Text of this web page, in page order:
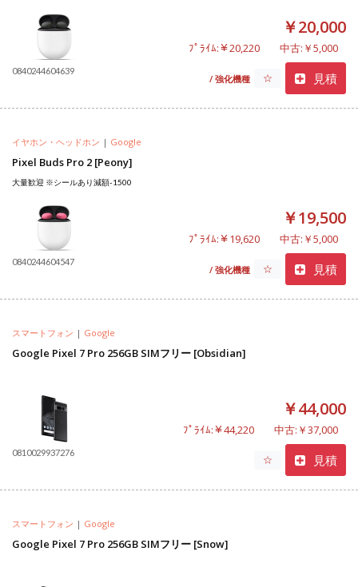
0840244604639
￥20,000
ﾌﾟﾗｲﾑ:￥20,220 中古:￥5,000
/ 強化機種 ☆ 見積
イヤホン・ヘッドホン | Google
Pixel Buds Pro 2 [Peony]
大量歓迎 ※シールあり減額-1500
0840244604547
￥19,500
ﾌﾟﾗｲﾑ:￥19,620 中古:￥5,000
/ 強化機種 ☆ 見積
スマートフォン | Google
Google Pixel 7 Pro 256GB SIMフリー [Obsidian]
0810029937276
￥44,000
ﾌﾟﾗｲﾑ:￥44,220 中古:￥37,000
☆ 見積
スマートフォン | Google
Google Pixel 7 Pro 256GB SIMフリー [Snow]